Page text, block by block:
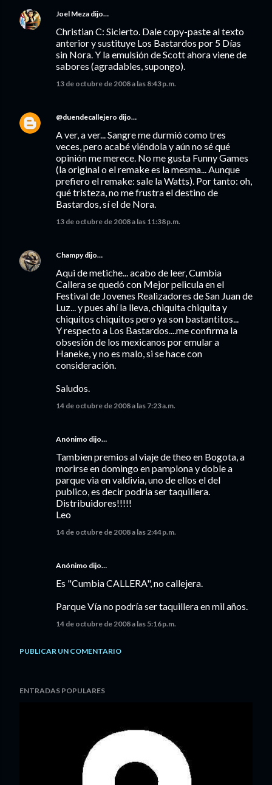
Joel Meza dijo…
Christian C: Sicierto. Dale copy-paste al texto
anterior y sustituye Los Bastardos por 5 Días
sin Nora. Y la emulsión de Scott ahora viene de
sabores (agradables, supongo).
13 de octubre de 2008 a las 8:43 p.m.
@duendecallejero dijo…
A ver, a ver... Sangre me durmió como tres
veces, pero acabé viéndola y aún no sé qué
opinión me merece. No me gusta Funny Games
(la original o el remake es la mesma... Aunque
prefiero el remake: sale la Watts). Por tanto: oh,
qué tristeza, no me frustra el destino de
Bastardos, sí el de Nora.
13 de octubre de 2008 a las 11:38 p.m.
Champydijo…
Aqui de metiche... acabo de leer, Cumbia
Callera se quedó con Mejor pelicula en el
Festival de Jovenes Realizadores de San Juan de
Luz... y pues ahí la lleva, chiquita chiquita y
chiquitos chiquitos pero ya son bastantitos...
Y respecto a Los Bastardos....me confirma la
obsesión de los mexicanos por emular a
Haneke, y no es malo, si se hace con
consideración.
Saludos.
14 de octubre de 2008 a las 7:23 a.m.
Anónimo dijo…
Tambien premios al viaje de theo en Bogota, a
morirse en domingo en pamplona y doble a
parque via en valdivia, uno de ellos el del
publico, es decir podria ser taquillera.
Distribuidores!!!!!
Leo
14 de octubre de 2008 a las 2:44 p.m.
Anónimo dijo…
Es "Cumbia CALLERA", no callejera.
Parque Vía no podría ser taquillera en mil años.
14 de octubre de 2008 a las 5:16 p.m.
PUBLICAR UN COMENTARIO
ENTRADAS POPULARES